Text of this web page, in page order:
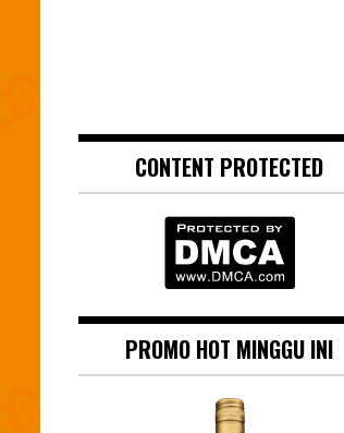
CONTENT PROTECTED
PROMO HOT MINGGU INI